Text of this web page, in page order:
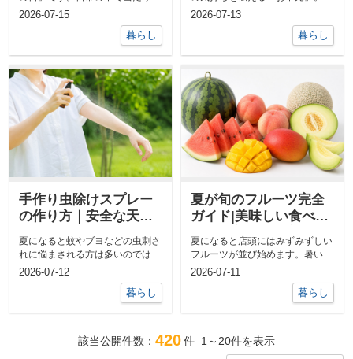
になりがちな「ありがとう」とい
2026-07-15
暮らし
年贈っているつもりでも時期や金
2026-07-13
暮らし
手作り虫除けスプレー
の作り方｜安全な天然
成分で子供にも安心
夏になると蚊やブヨなどの虫刺さ
れに悩まされる方は多いのではな
いでしょうか。市販の虫除けスプ
2026-07-12
暮らし
夏が旬のフルーツ完全
ガイド|美味しい食べ方
と保存方法を徹底解説
夏になると店頭にはみずみずしい
フルーツが並び始めます。暑い季
節は水分補給とビタミン補給を同
2026-07-11
暮らし
該当公開件数： 420件 1～20件を表示